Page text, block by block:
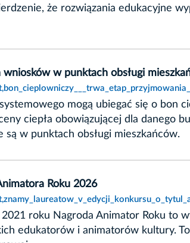
że rozwiązania edukacyjne
w punktach obsługi
mogą ubiegać się o bon
ciepła obowiązującej dla danego
są w punktach obsługi mieszkańców.
Roku 2026
roku Nagroda Animator Roku to
edukatorów i animatorów kultury.